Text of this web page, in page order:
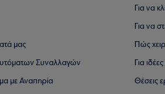
μας
Συναλλαγών
με Αναπηρία
Για να
Για να
Πώς
Για
Θέσεις